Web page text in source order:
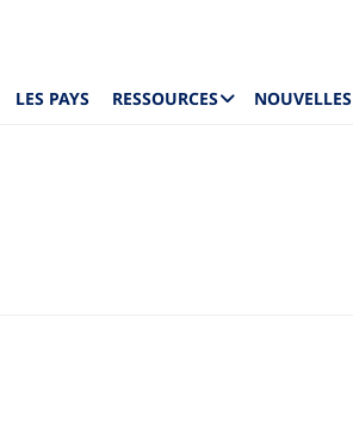
LES PAYS RESSOURCES NOUVELLES